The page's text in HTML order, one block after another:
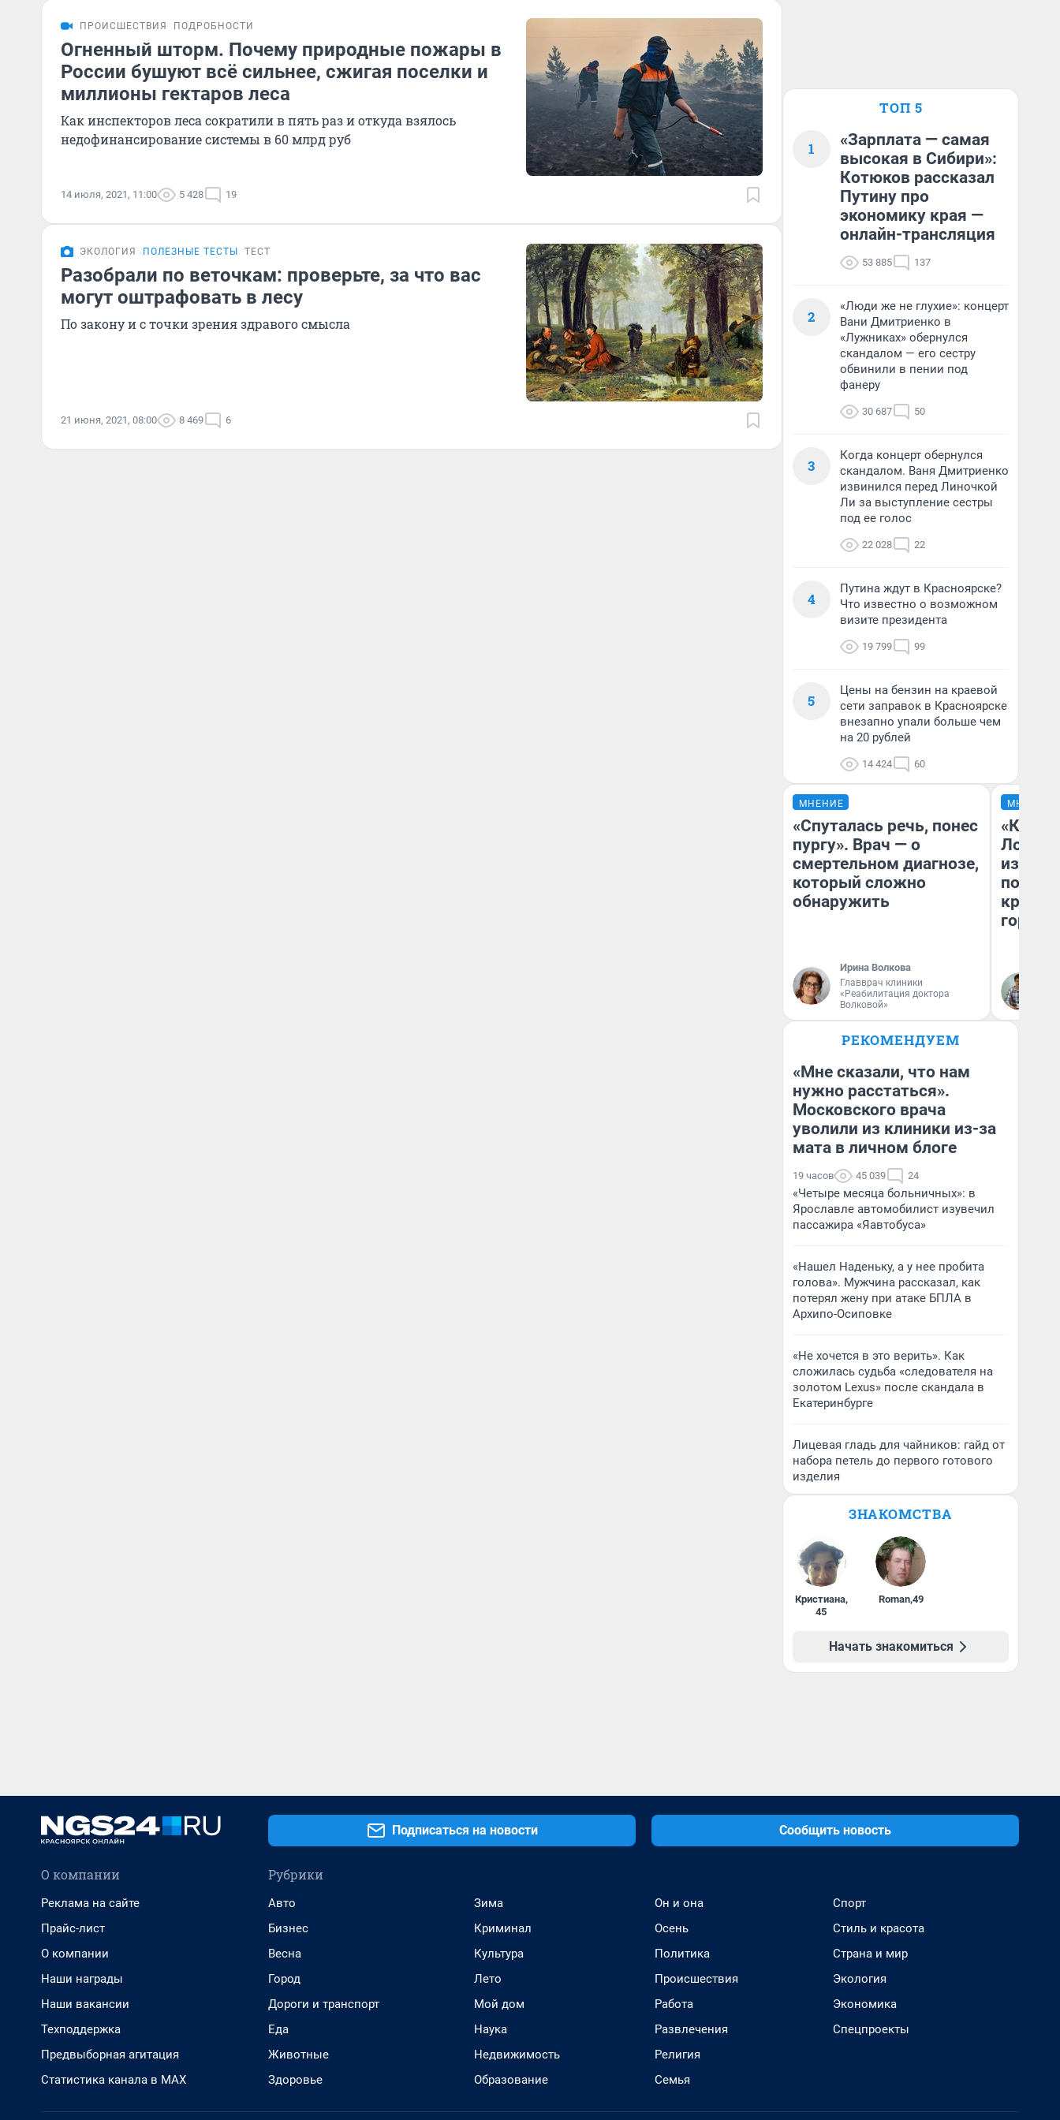
ПРОИСШЕСТВИЯ ПОДРОБНОСТИ
Огненный шторм. Почему природные пожары в
России бушуют всё сильнее, сжигая поселки и
миллионы гектаров леса
Как инспекторов леса сократили в пять раз и откуда взялось
недофинансирование системы в 60 млрд руб
14 июля, 2021, 11:00 5 428 19
ЭКОЛОГИЯ ПОЛЕЗНЫЕ ТЕСТЫ ТЕСТ
Разобрали по веточкам: проверьте, за что вас
могут оштрафовать в лесу
По закону и с точки зрения здравого смысла
21 июня, 2021, 08:00 8 469 6
ТОП 5
1
«Зарплата — самая
высокая в Сибири»:
Котюков рассказал
Путину про
экономику края —
онлайн-трансляция
53 885 137
2
«Люди же не глухие»: концерт
Вани Дмитриенко в
«Лужниках» обернулся
скандалом — его сестру
обвинили в пении под
фанеру
30 687 50
3
Когда концерт обернулся
скандалом. Ваня Дмитриенко
извинился перед Линочкой
Ли за выступление сестры
под ее голос
22 028 22
4
Путина ждут в Красноярске?
Что известно о возможном
визите президента
19 799 99
5
Цены на бензин на краевой
сети заправок в Красноярске
внезапно упали больше чем
на 20 рублей
14 424 60
МНЕНИЕ
«Спуталась речь, понес
пургу». Врач — о
смертельном диагнозе,
который сложно
обнаружить
Ирина Волкова
Главврач клиники
«Реабилитация доктора
Волковой»
МНЕНИЕ
«Как
из
круче
города
РЕКОМЕНДУЕМ
«Мне сказали, что нам
нужно расстаться».
Московского врача
уволили из клиники из-за
мата в личном блоге
19 часов 45 039 24
«Четыре месяца больничных»: в
Ярославле автомобилист изувечил
пассажира «Яавтобуса»
«Нашел Наденьку, а у нее пробита
голова». Мужчина рассказал, как
потерял жену при атаке БПЛА в
Архипо-Осиповке
«Не хочется в это верить». Как
сложилась судьба «следователя на
золотом Lexus» после скандала в
Екатеринбурге
Лицевая гладь для чайников: гайд от
набора петель до первого готового
изделия
ЗНАКОМСТВА
Кристиана,
45
Roman,49
Начать знакомиться
Подписаться на новости Сообщить новость
О компании
Реклама на сайте
Прайс-лист
О компании
Наши награды
Наши вакансии
Техподдержка
Предвыборная агитация
Статистика канала в MAX
Рубрики
Авто
Бизнес
Весна
Город
Дороги и транспорт
Еда
Животные
Здоровье
Зима
Криминал
Культура
Лето
Мой дом
Наука
Недвижимость
Образование
Он и она
Осень
Политика
Происшествия
Работа
Развлечения
Религия
Семья
Спорт
Стиль и красота
Страна и мир
Экология
Экономика
Спецпроекты